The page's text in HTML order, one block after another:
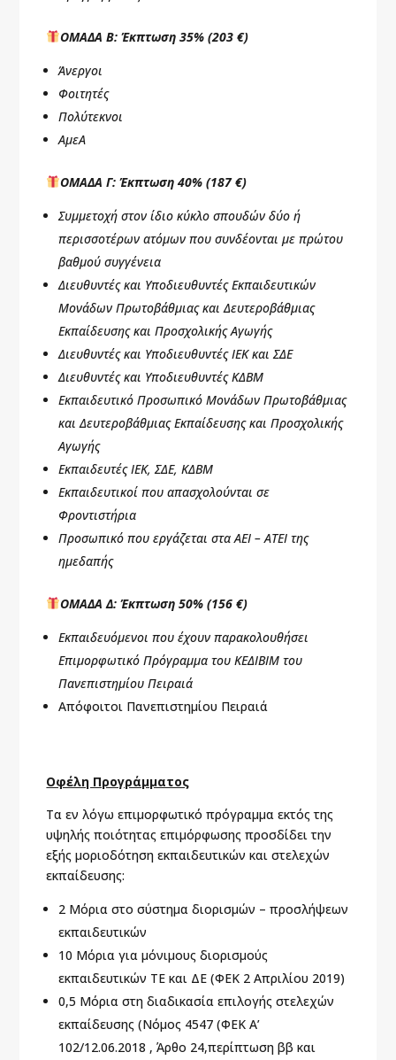
ΟΜΑΔΑ Β: Έκπτωση 35% (203 €)
Άνεργοι
Φοιτητές
Πολύτεκνοι
ΑμεΑ
ΟΜΑΔΑ Γ: Έκπτωση 40% (187 €)
Συμμετοχή στον ίδιο κύκλο σπουδών δύο ή
περισσοτέρων ατόμων που συνδέονται με πρώτου
βαθμού συγγένεια
Διευθυντές και Υποδιευθυντές Εκπαιδευτικών
Μονάδων Πρωτοβάθμιας και Δευτεροβάθμιας
Εκπαίδευσης και Προσχολικής Αγωγής
Διευθυντές και Υποδιευθυντές ΙΕΚ και ΣΔΕ
Διευθυντές και Υποδιευθυντές ΚΔΒΜ
Εκπαιδευτικό Προσωπικό Μονάδων Πρωτοβάθμιας
και Δευτεροβάθμιας Εκπαίδευσης και Προσχολικής
Αγωγής
Εκπαιδευτές ΙΕΚ, ΣΔΕ, ΚΔΒΜ
Εκπαιδευτικοί που απασχολούνται σε
Φροντιστήρια
Προσωπικό που εργάζεται στα ΑΕΙ – ΑΤΕΙ της
ημεδαπής
ΟΜΑΔΑ Δ: Έκπτωση 50% (156 €)
Εκπαιδευόμενοι που έχουν παρακολουθήσει
Επιμορφωτικό Πρόγραμμα του ΚΕΔΙΒΙΜ του
Πανεπιστημίου Πειραιά
Απόφοιτοι Πανεπιστημίου Πειραιά
Οφέλη Προγράμματος
Τα εν λόγω επιμορφωτικό πρόγραμμα εκτός της
υψηλής ποιότητας επιμόρφωσης προσδίδει την
εξής μοριοδότηση εκπαιδευτικών και στελεχών
εκπαίδευσης:
2 Μόρια στο σύστημα διορισμών – προσλήψεων
εκπαιδευτικών
10 Μόρια για μόνιμους διορισμούς
εκπαιδευτικών ΤΕ και ΔΕ (ΦΕΚ 2 Απριλίου 2019)
0,5 Μόρια στη διαδικασία επιλογής στελεχών
εκπαίδευσης (Nόμος 4547 (ΦΕΚ Α’
102/12.06.2018 , Άρθο 24,περίπτωση ββ και